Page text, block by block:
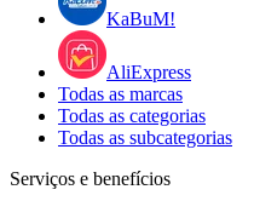
KaBuM!
AliExpress
Todas as marcas
Todas as categorias
Todas as subcategorias
Serviços e benefícios